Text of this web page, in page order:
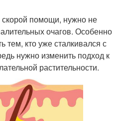
помощи, нужно не
очагов. Особенно
тем, кто уже сталкивался с
нужно изменить подход к
растительности.